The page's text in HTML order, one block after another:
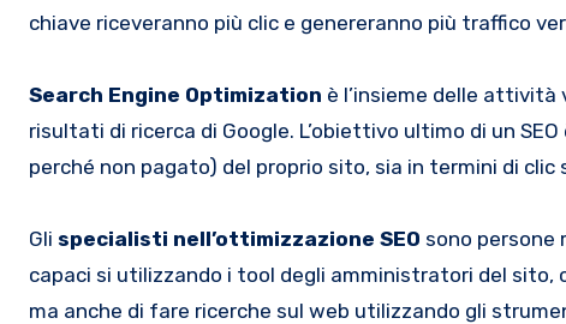
chiave riceveranno più clic e genereranno più traffico
Search Engine Optimization è l’insieme delle attività
risultati di ricerca di Google. L’obiettivo ultimo di un
perché non pagato) del proprio sito, sia in termini di
Gli specialisti nell’ottimizzazione SEO sono
capaci si utilizzando i tool degli amministratori del sito,
ma anche di fare ricerche sul web utilizzando gli